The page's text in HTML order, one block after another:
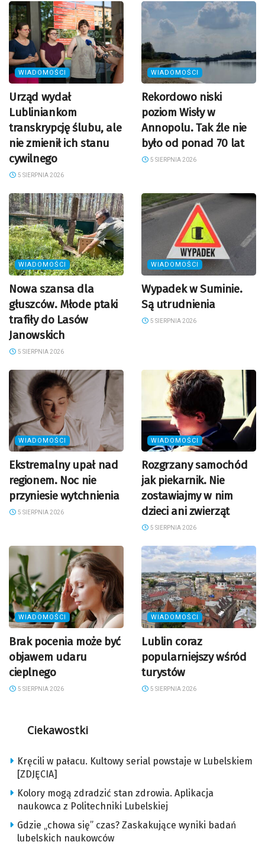
WIADOMOŚCI
Urząd wydał
Lubliniankom
transkrypcję ślubu, ale
nie zmienił ich stanu
cywilnego
5 SIERPNIA 2026
WIADOMOŚCI
Rekordowo niski
poziom Wisły w
Annopolu. Tak źle nie
było od ponad 70 lat
5 SIERPNIA 2026
WIADOMOŚCI
Nowa szansa dla
głuszców. Młode ptaki
trafiły do Lasów
Janowskich
5 SIERPNIA 2026
WIADOMOŚCI
Wypadek w Suminie.
Są utrudnienia
5 SIERPNIA 2026
WIADOMOŚCI
Ekstremalny upał nad
regionem. Noc nie
przyniesie wytchnienia
5 SIERPNIA 2026
WIADOMOŚCI
Rozgrzany samochód
jak piekarnik. Nie
zostawiajmy w nim
dzieci ani zwierząt
5 SIERPNIA 2026
WIADOMOŚCI
Brak pocenia może być
objawem udaru
cieplnego
5 SIERPNIA 2026
WIADOMOŚCI
Lublin coraz
popularniejszy wśród
turystów
5 SIERPNIA 2026
Ciekawostki
Kręcili w pałacu. Kultowy serial powstaje w Lubelskiem
[ZDJĘCIA]
Kolory mogą zdradzić stan zdrowia. Aplikacja
naukowca z Politechniki Lubelskiej
Gdzie „chowa się” czas? Zaskakujące wyniki badań
lubelskich naukowców